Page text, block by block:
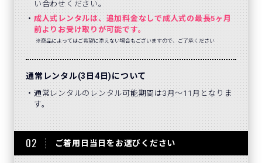
い合わせください。
成人式レンタルは、追加料金なしで成人式の最長5ヶ月
前よりお受け取りが可能です。
※商品によってはご希望に添えない場合もございますので、ご了承ください
通常レンタル(3日4日)について
通常レンタルのレンタル可能期間は3月～11月となりま
す。
02 ご着用日当日をお選びください